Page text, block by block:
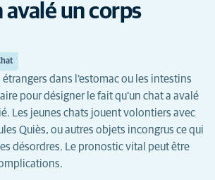
avalé un corps
étrangers dans l'estomac ou les intestins
pour désigner le fait qu'un chat a avalé
Les jeunes chats jouent volontiers avec
Quiès, ou autres objets incongrus ce qui
désordres. Le pronostic vital peut être